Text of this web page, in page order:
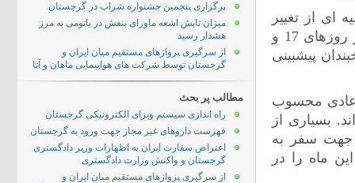
ای از تغییر
وضعیت جوی طی روزهای آینده خبر داد. بر اساس این اطلاعیه، در روزهای 17 و
پیشبینی
عادی محسوب
بسیاری از
جهت سفر به
ماه را در
برگزاری پنجمین جشنواره شراب در گرجستان
میزان تابش اشعه ماورای بنفش در باتومی به مرز
هشدار رسید
از سرگیری پروازهای مستقیم میان ایران و
گرجستان توسط شرکت های هواپیمایی ماهان و آتا
مطالب پر بحث
راه اندازی سیستم ویزای الکترونیکی گرجستان
فهرست داروهای غیر مجاز جهت ورود به گرجستان
اعتراض سفارت ایران به اظهارات وزیر دادگستری
گرجستان و واکنش وزارت دادگستری
از سرگیری پروازهای مستقیم میان ایران و